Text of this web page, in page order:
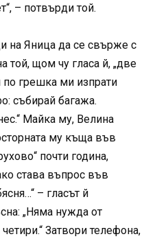
– потвърди той.
на Яница да се свърже с
той, щом чу гласа й, „две
грешка ми изпрати
събирай багажа.
Майка му, Велина
му къща във
почти година,
става въпрос във
– гласът й
„Няма нужда от
Затвори телефона,